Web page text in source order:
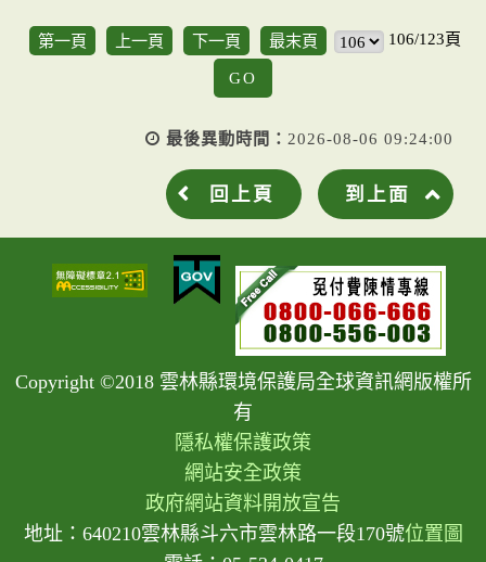
第一頁 上一頁 下一頁 最末頁
106/123頁
GO
最後異動時間： 2026-08-06 09:24:00
回上頁 到上面
Copyright ©2018 雲林縣環境保護局全球資訊網版權所
有
隱私權保護政策
網站安全政策
政府網站資料開放宣告
地址：640210雲林縣斗六市雲林路一段170號位置圖